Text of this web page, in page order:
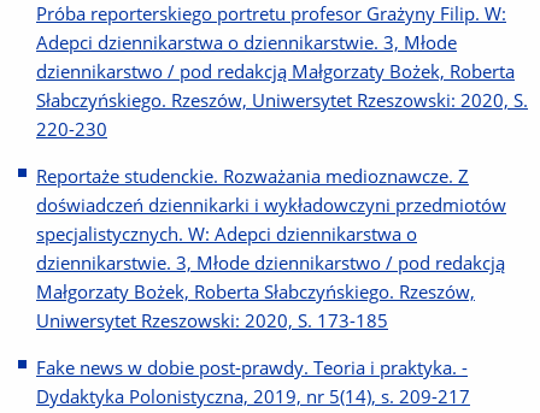
Próba reporterskiego portretu profesor Grażyny Filip. W:
Adepci dziennikarstwa o dziennikarstwie. 3, Młode
dziennikarstwo / pod redakcją Małgorzaty Bożek, Roberta
Słabczyńskiego. Rzeszów, Uniwersytet Rzeszowski: 2020, S.
220-230
Reportaże studenckie. Rozważania medioznawcze. Z
doświadczeń dziennikarki i wykładowczyni przedmiotów
specjalistycznych. W: Adepci dziennikarstwa o
dziennikarstwie. 3, Młode dziennikarstwo / pod redakcją
Małgorzaty Bożek, Roberta Słabczyńskiego. Rzeszów,
Uniwersytet Rzeszowski: 2020, S. 173-185
Fake news w dobie post-prawdy. Teoria i praktyka. -
Dydaktyka Polonistyczna, 2019, nr 5(14), s. 209-217